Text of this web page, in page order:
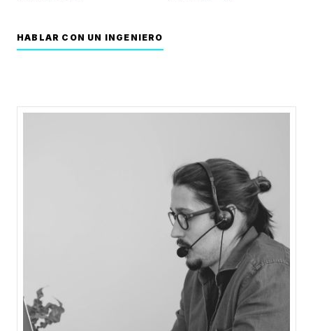
HABLAR CON UN INGENIERO